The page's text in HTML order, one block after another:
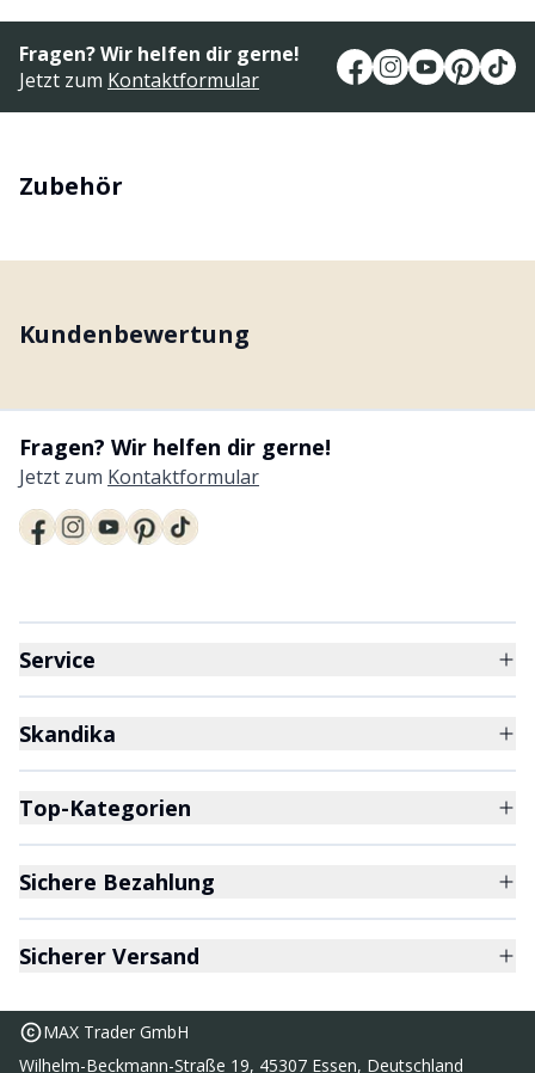
Fragen? Wir helfen dir gerne!
Jetzt zum Kontaktformular
Zubehör
Kundenbewertung
Fragen? Wir helfen dir gerne!
Jetzt zum Kontaktformular
Service
Skandika
Top-Kategorien
Sichere Bezahlung
Sicherer Versand
MAX Trader GmbH
Wilhelm-Beckmann-Straße 19, 45307 Essen, Deutschland